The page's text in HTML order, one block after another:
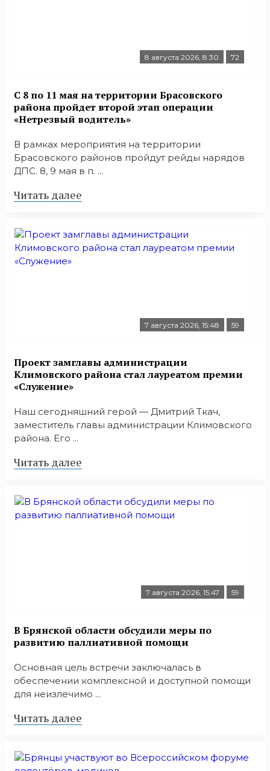
8 августа 2026, 8:30 72
С 8 по 11 мая на территории Брасовского
района пройдет второй этап операции
«Нетрезвый водитель»
В рамках мероприятия на территории
Брасовского районов пройдут рейды нарядов
ДПС. 8, 9 мая в п. ...
Читать далее
7 августа 2026, 15:48 59
Проект замглавы администрации
Климовского района стал лауреатом премии
«Служение»
Наш сегодняшний герой — Дмитрий Ткач,
заместитель главы администрации Климовского
района. Его ...
Читать далее
7 августа 2026, 15:47 59
В Брянской области обсудили меры по
развитию паллиативной помощи
Основная цель встречи заключалась в
обеспечении комплексной и доступной помощи
для неизлечимо ...
Читать далее